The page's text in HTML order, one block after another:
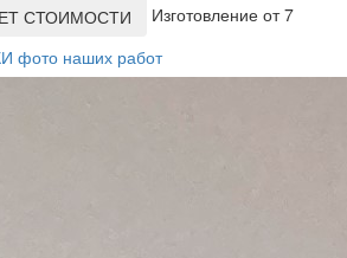
СТОИМОСТИ
Изготовление от 7
фото наших работ